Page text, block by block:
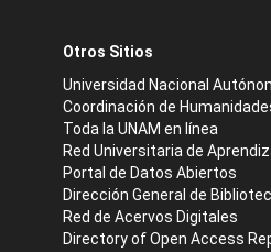
Otros Sitios
Universidad Nacional
Coordinación de
Toda la UNAM en línea
Red Universitaria de
Portal de Datos Abiertos
Dirección General de
Red de Acervos Digitales
Directory of Open Access